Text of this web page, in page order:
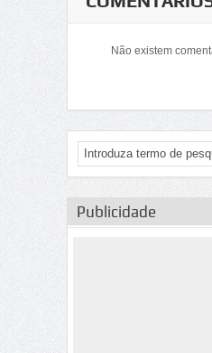
Não existem
Publicidade